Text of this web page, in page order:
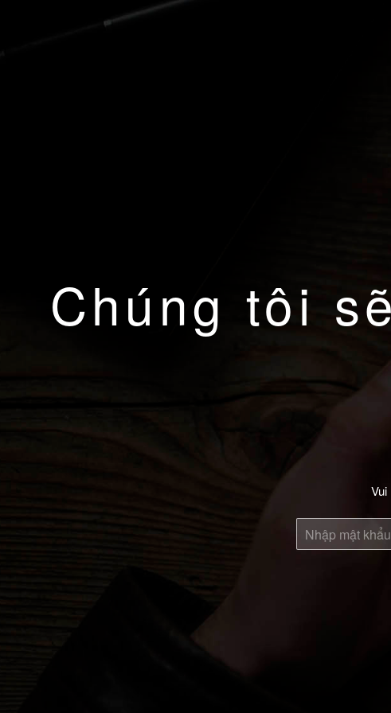
Chúng tôi
Vui